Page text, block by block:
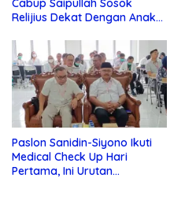
Cabup Saipullah Sosok
Relijius Dekat Dengan Anak
Paslon Sanidin-Siyono Ikuti
Medical Check Up Hari
Pertama, Ini Urutan